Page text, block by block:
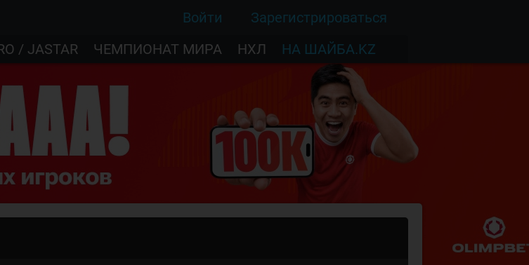
Войти
Зарегистрироваться
/ JASTAR ЧЕМПИОНАТ МИРА НХЛ НА ШАЙБА.KZ